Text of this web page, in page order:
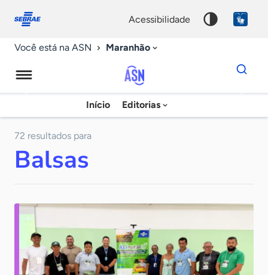
conosco
acessibilidade
Você está na ASN Maranhão
Agência
Sebrae
Início Editorias
Dados
para
chave
72 resultados para
Balsas